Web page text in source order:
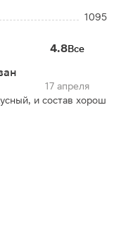
1095
4.8Все
17 апреля
и состав хороший